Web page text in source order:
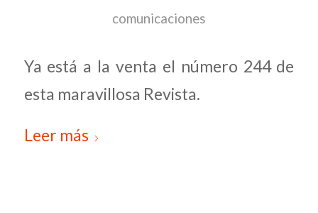
comunicaciones
Ya está a la venta el número 244 de
esta maravillosa Revista.
Leer más